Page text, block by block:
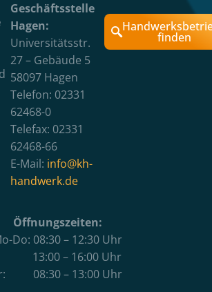
Geschäftsstelle
Hagen:
Universitätsstr.
27 – Gebäude 5
58097 Hagen
Telefon: 02331
62468-0
Telefax: 02331
62468-66
E-Mail: info@kh-
handwerk.de
finden
Öffnungszeiten:
Do: 08:30 – 12:30 Uhr
13:00 – 16:00 Uhr
08:30 – 13:00 Uhr